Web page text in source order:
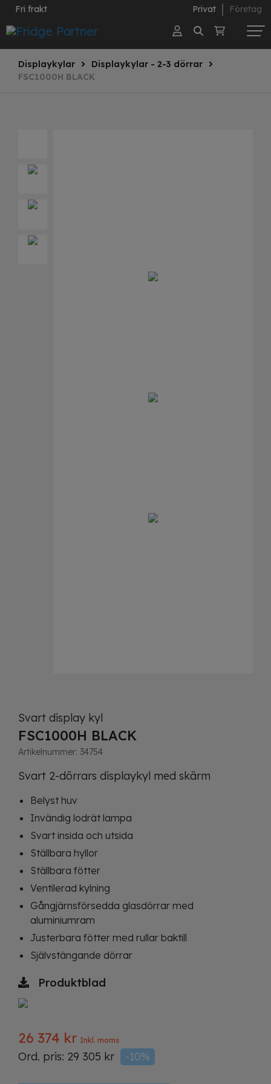
Fri frakt Privat Företag
Displaykylar
Displaykylar - 2-3 dörrar
FSC1000H BLACK
Svart display kyl
FSC1000H BLACK
Artikelnummer: 34754
Svart 2-dörrars displaykyl med skärm
Belyst huv
Invändig lodrät lampa
Svart insida och utsida
Ställbara hyllor
Ställbara fötter
Ventilerad kylning
Gångjärnsförsedda glasdörrar med
aluminiumram
Justerbara fötter med rullar baktill
Självstängande dörrar
Produktblad
26 374 kr Inkl. moms
Ord. pris: 29 305 kr -10%